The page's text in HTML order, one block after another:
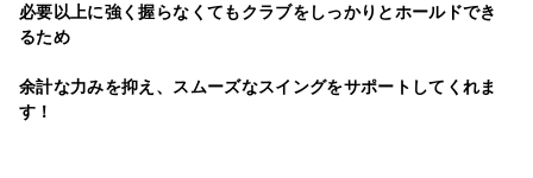
必要以上に強く握らなくてもクラブをしっかりとホールドでき
るため
余計な力みを抑え、スムーズなスイングをサポートしてくれま
す！